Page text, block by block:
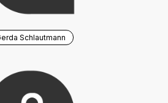
Schlautmann